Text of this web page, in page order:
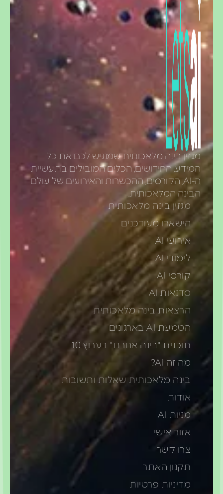
בינה מלאכותית שמנגיש לכם את כל
החידושים, הכלים המובילים בתעשיית
ה-AI, הקורסים, ההכשרות והאירועים של עולם
המלאכותית.
מגזין בינה מלאכותית
הישארו מעודכנים
קורסי AI
סדנאות AI
הרצאות בינה מלאכותית
הטמעת AI בארגונים
תוכנית "בינה אחרת" בערוץ 10
מה זה AI?
בינה מלאכותית שאלות ותשובות
מניות AI
אזור אישי
צרו קשר
תקנון האתר
מדיניות פרטיות